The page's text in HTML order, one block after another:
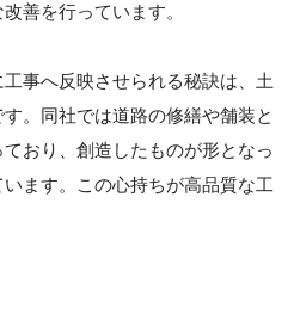
善を行っています。
事へ反映させられる秘訣は、土
。同社では道路の修繕や舗装と
おり、創造したものが形となっ
ます。この心持ちが高品質な工